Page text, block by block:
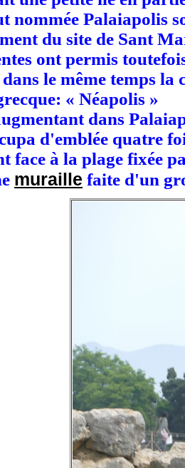
nommée Palaiapolis
du site de Sant
ont permis
dans le même temps
« Néapolis »
dans
d'emblée quatre
face à la plage fixée
muraille faite d'un